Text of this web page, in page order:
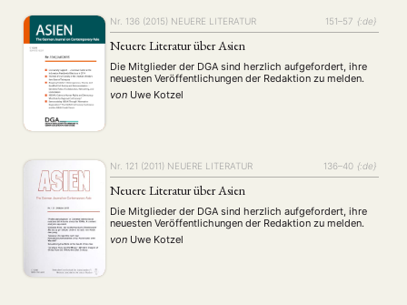
Nr. 136 (2015) NEUERE LITERATUR 151–57 {:de}
Neuere Literatur über Asien
Die Mitglieder der DGA sind herzlich aufgefordert, ihre
neuesten Veröffentlichungen der Redaktion zu melden.
von Uwe Kotzel
Nr. 121 (2011) NEUERE LITERATUR 136–40 {:de}
Neuere Literatur über Asien
Die Mitglieder der DGA sind herzlich aufgefordert, ihre
neuesten Veröffentlichungen der Redaktion zu melden.
von Uwe Kotzel